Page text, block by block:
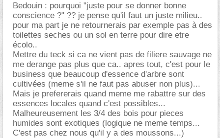
Bedouin : pourquoi "juste pour se donner bonne
conscience ?" ?? je pense qu'il faut un juste milieu..
pour ma part je ne retournerais par exemple pas à des
toilettes seches ou un sol en terre pour dire etre
écolo..
Mettre du teck si ca ne vient pas de filiere sauvage ne
me derange pas plus que ca.. apres tout, c'est pour le
business que beaucoup d'essence d'arbre sont
cultivées (meme s'il ne faut pas abuser non plus)...
Mais je prefererais quand meme me rabattre sur des
essences locales quand c'est possibles...
Malheureusement les 3/4 des bois pour pieces
humides sont exotiques (logique ne meme temps...
C'est pas chez nous qu'il y a des moussons...)